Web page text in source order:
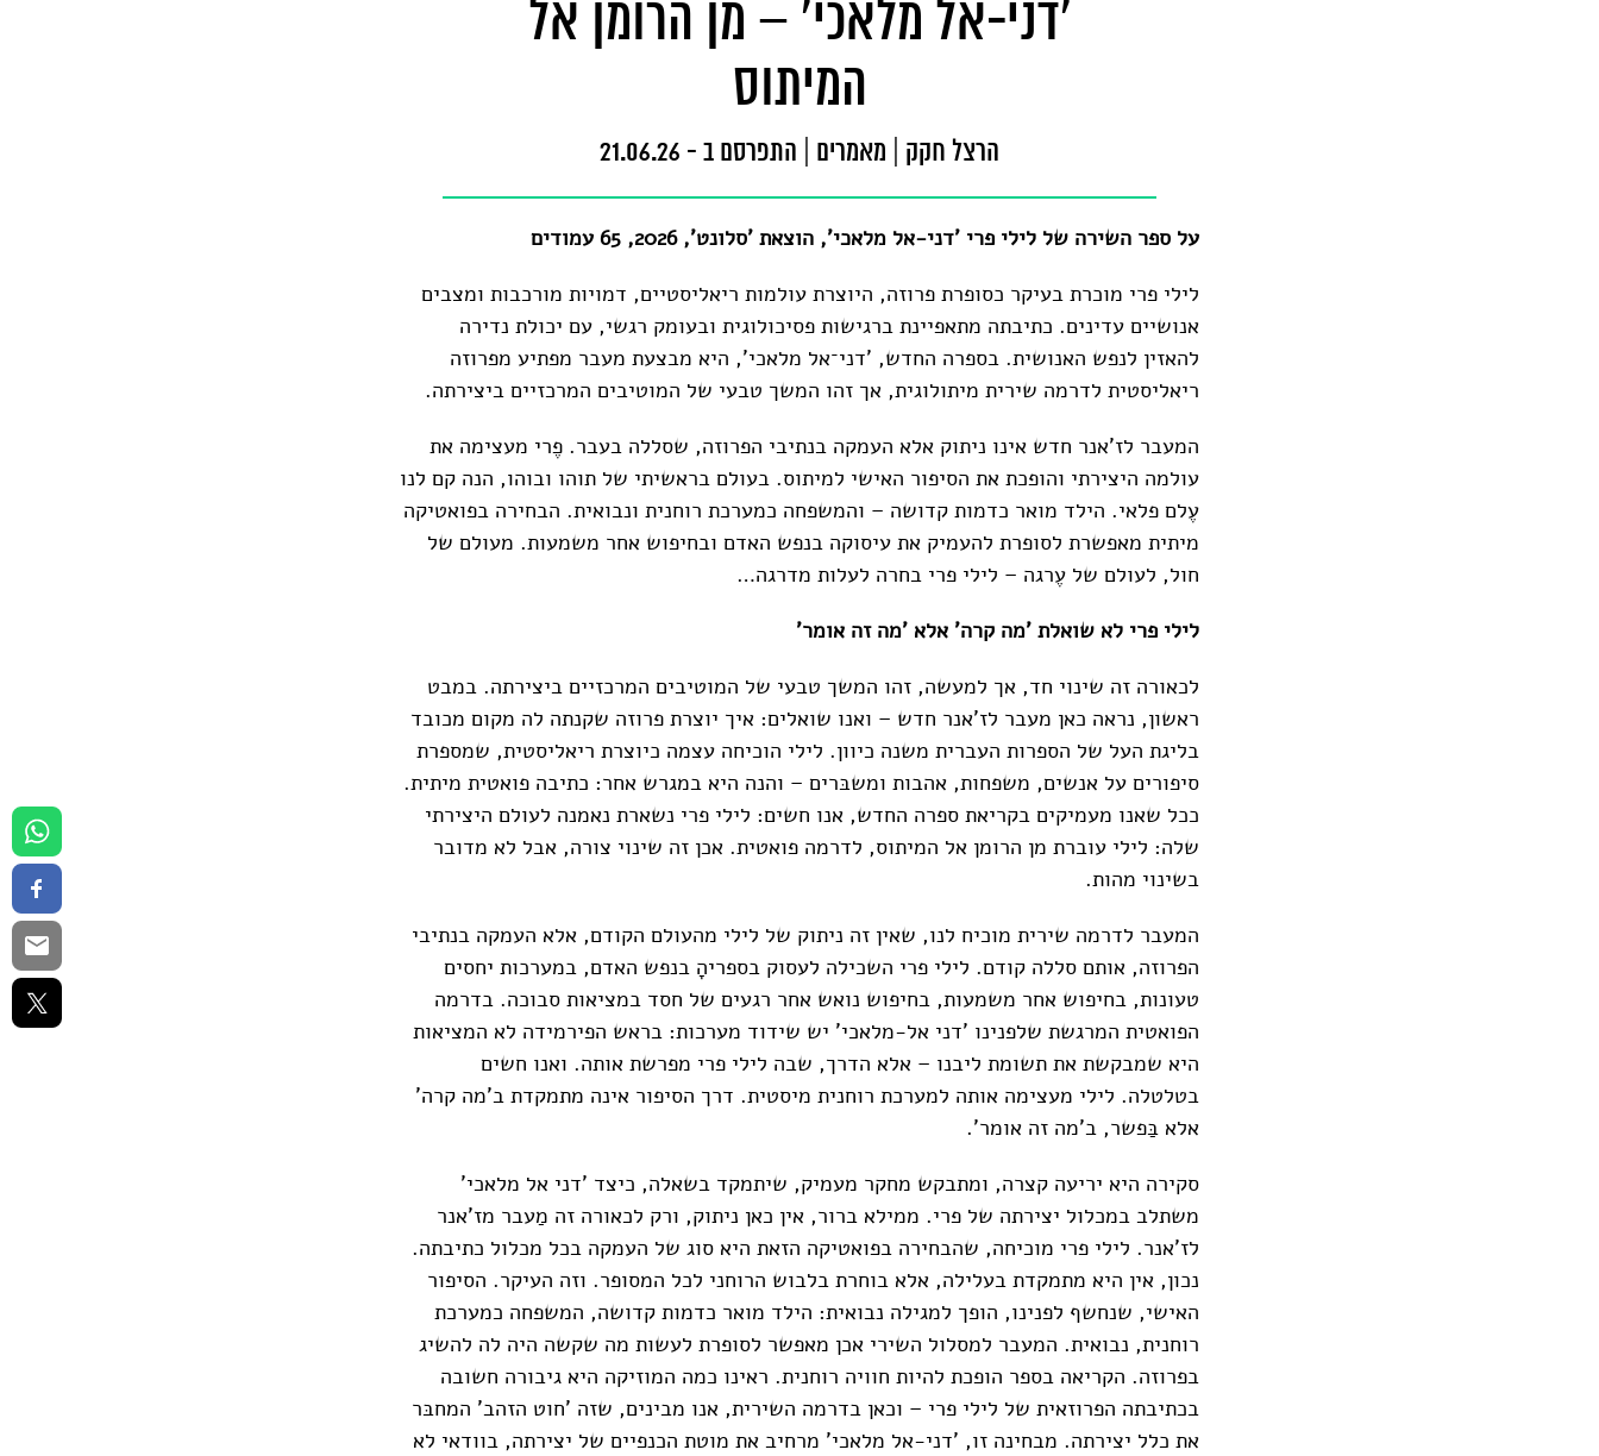
'דני-אל מלאכי' – מן הרומן אל
המיתוס
הרצל חקק מאמרים התפרסם ב - 21.06.26
על ספר השירה של לילי פרי 'דני-אל מלאכי', הוצאת 'סלונט', 2026, 65 עמודים
לילי פרי מוכרת בעיקר כסופרת פרוזה, היוצרת עולמות ריאליסטיים, דמויות מורכבות ומצבים
אנושיים עדינים. כתיבתה מתאפיינת ברגישות פסיכולוגית ובעומק רגשי, עם יכולת נדירה
להאזין לנפש האנושית. בספרה החדש, 'דני־אל מלאכי', היא מבצעת מעבר מפתיע מפרוזה
ריאליסטית לדרמה שירית מיתולוגית, אך זהו המשך טבעי של המוטיבים המרכזיים ביצירתה.
המעבר לז'אנר חדש אינו ניתוק אלא העמקה בנתיבי הפרוזה, שסללה בעבר. פֶרי מעצימה את
עולמה היצירתי והופכת את הסיפור האישי למיתוס. בעולם בראשיתי של תוהו ובוהו, הנה קם לנו
עֶלם פלאי. הילד מואר כדמות קדושה – והמשפחה כמערכת רוחנית ונבואית. הבחירה בפואטיקה
מיתית מאפשרת לסופרת להעמיק את עיסוקה בנפש האדם ובחיפוש אחר משמעות. מעולם של
חול, לעולם של עֶרגה – לילי פרי בחרה לעלות מדרגה…
לילי פרי לא שואלת 'מה קרה' אלא 'מה זה אומר'
לכאורה זה שינוי חד, אך למעשה, זהו המשך טבעי של המוטיבים המרכזיים ביצירתה. במבט
ראשון, נראה כאן מעבר לז'אנר חדש – ואנו שואלים: איך יוצרת פרוזה שקנתה לה מקום מכובד
בליגת העל של הספרות העברית משנה כיוון. לילי הוכיחה עצמה כיוצרת ריאליסטית, שמספרת
סיפורים על אנשים, משפחות, אהבות ומשבּרים – והנה היא במגרש אחר: כתיבה פואטית מיתית.
ככל שאנו מעמיקים בקריאת ספרה החדש, אנו חשים: לילי פרי נשארת נאמנה לעולם היצירתי
שלה: לילי עוברת מן הרומן אל המיתוס, לדרמה פואטית. אכן זה שינוי צורה, אבל לא מדובר
בשינוי מהות.
המעבר לדרמה שירית מוכיח לנו, שאין זה ניתוק של לילי מהעולם הקודם, אלא העמקה בנתיבי
הפרוזה, אותם סללה קודם. לילי פרי השכילה לעסוק בספריהָ בנפש האדם, במערכות יחסים
טעונות, בחיפוש אחר משמעות, בחיפוש נואש אחר רגעים של חסד במציאות סבוכה. בדרמה
הפואטית המרגשת שלפנינו 'דני אל-מלאכי' יש שידוד מערכות: בראש הפירמידה לא המציאות
היא שמבקשת את תשומת ליבנו – אלא הדרך, שבה לילי פרי מפרשת אותה. ואנו חשים
בטלטלה. לילי מעצימה אותה למערכת רוחנית מיסטית. דרך הסיפור אינה מתמקדת ב'מה קרה'
אלא בַּפשר, ב'מה זה אומר'.
סקירה היא יריעה קצרה, ומתבקש מחקר מעמיק, שיתמקד בשאלה, כיצד 'דני אל מלאכי'
משתלב במכלול יצירתה של פרי. ממילא ברור, אין כאן ניתוק, ורק לכאורה זה מַעבר מז'אנר
לז'אנר. לילי פרי מוכיחה, שהבחירה בפואטיקה הזאת היא סוג של העמקה בכל מכלול כתיבתה.
נכון, אין היא מתמקדת בעלילה, אלא בוחרת בלבוש הרוחני לכל המסופר. וזה העיקר. הסיפור
האישי, שנחשף לפנינו, הופך למגילה נבואית: הילד מואר כדמות קדושה, המשפחה כמערכת
רוחנית, נבואית. המעבר למסלול השירי אכן מאפשר לסופרת לעשות מה שקשה היה לה להשיג
בפרוזה. הקריאה בספר הופכת להיות חוויה רוחנית. ראינו כמה המוזיקה היא גיבורה חשובה
בכתיבתה הפרוזאית של לילי פרי – וכאן בדרמה השירית, אנו מבינים, שזה 'חוט הזהב' המחבּר
את כלל יצירתה. מבחינה זו, 'דני-אל מלאכי' מרחיב את מוטת הכנפיים של יצירתה, בוודאי לא